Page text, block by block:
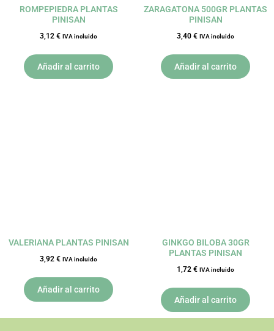
ROMPEPIEDRA PLANTAS
PINISAN
3,12 € IVA incluido
Añadir al carrito
ZARAGATONA 500GR PLANTAS
PINISAN
3,40 € IVA incluido
Añadir al carrito
VALERIANA PLANTAS PINISAN
3,92 € IVA incluido
Añadir al carrito
GINKGO BILOBA 30GR
PLANTAS PINISAN
1,72 € IVA incluido
Añadir al carrito